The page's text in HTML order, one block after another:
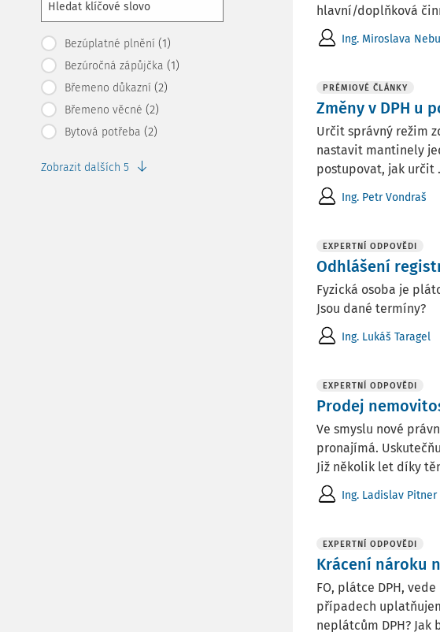
Bezúplatné plnění (1)
Bezúročná zápůjčka (1)
Břemeno důkazní (2)
Břemeno věcné (2)
Bytová potřeba (2)
Zobrazit dalších 5
hlavní/doplňková
Ing. Miroslava
PRÉMIOVÉ ČLÁNKY
Změny v DPH u
Určit správný režim
nastavit mantinely
postupovat, jak určit
Ing. Petr Vondraš
EXPERTNÍ ODPOVĚDI
Odhlášení
Fyzická osoba je
Jsou dané termíny?
Ing. Lukáš Taragel
EXPERTNÍ ODPOVĚDI
Prodej
Ve smyslu nové
pronajímá.
Již několik let díky
Ing. Ladislav Pitner
EXPERTNÍ ODPOVĚDI
Krácení nároku
FO, plátce DPH,
případech
neplátcům DPH? Jak